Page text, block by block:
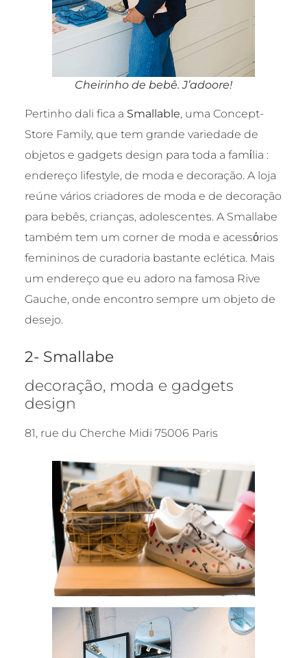
Cheirinho de bebê. J’adoore!
Pertinho dali fica a Smallable, uma Concept-
Store Family, que tem grande variedade de
objetos e gadgets design para toda a famίlia :
endereço lifestyle, de moda e decoração. A loja
reúne vários criadores de moda e de decoração
para bebês, crianças, adolescentes. A Smallabe
também tem um corner de moda e acessόrios
femininos de curadoria bastante eclética. Mais
um endereço que eu adoro na famosa Rive
Gauche, onde encontro sempre um objeto de
desejo.
2- Smallabe
decoração, moda e gadgets
design
81, rue du Cherche Midi 75006 Paris